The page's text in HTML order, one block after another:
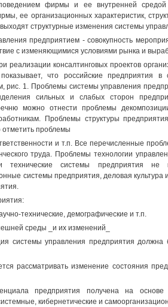
фирмы и ее внутренней средой
ее организационных характеристик,
структурные изменения системы
предприятием - совокупность
с изменяющимися условиями рынка и
реализации консалтинговых проектов
что российские предприятия в
рис. 1. Проблемы системы управления
сильных и слабых сторон
можно отнести проблемы
Проблемы структуры
отметить проблемы
и т.п. Все перечисленные
труда. Проблемы технологии
системы предприятия не
системы предприятия, деловая культура
технические, демографические и т.п.
среды _и их изменений_
системы управления предприятия
рассматривать изменение состояния
предприятия получена на основе
кибернетические и